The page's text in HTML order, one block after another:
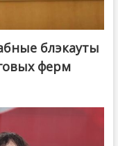
блэкауты
ферм